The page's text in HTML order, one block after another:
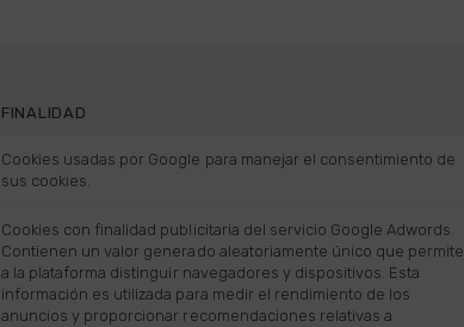
FINALIDAD
Cookies usadas por Google para manejar el consentimiento de
sus cookies.
Cookies con finalidad publicitaria del servicio Google Adwords.
Contienen un valor generado aleatoriamente único que permite
a la plataforma distinguir navegadores y dispositivos. Esta
información es utilizada para medir el rendimiento de los
anuncios y proporcionar recomendaciones relativas a